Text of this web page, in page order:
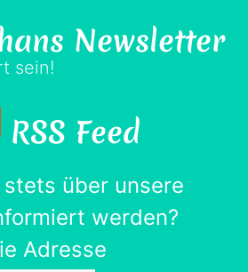
Newsletter
sein!
RSS Feed
über unsere
werden?
Adresse